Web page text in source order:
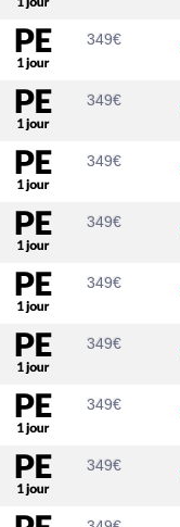
349€
349€
349€
349€
349€
349€
349€
349€